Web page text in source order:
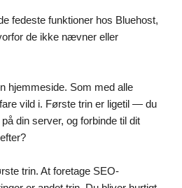
fedeste funktioner hos Bluehost,
de ikke nævner eller
hjemmeside. Som med alle
vild i. Første trin er ligetil — du
din server, og forbinde til dit
trin. At foretage SEO-